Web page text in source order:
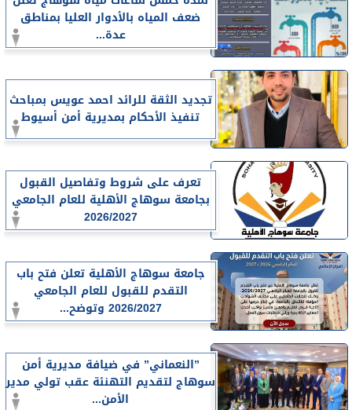
ضعف المياه بالأدوار العليا بمناطق
عدة...
تجديد الثقة للرائد احمد عويس بمباحث
تنفيذ الأحكام بمديرية أمن أسيوط
تعرف على شروط وتفاصيل القبول
بجامعة سوهاج الأهلية للعام الجامعي
2026/2027
جامعة سوهاج الأهلية تعلن فتح باب
التقدم للقبول للعام الجامعي
2026/2027 وتوضح...
”النعماني” في ضيافة مديرية أمن
سوهاج لتقديم التهنئة عقب تولي مدير
الأمن...